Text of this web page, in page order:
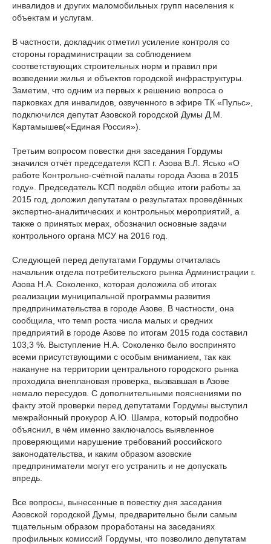
инвалидов и других маломобильных групп населения к
объектам и услугам.
В частности, докладчик отметил усиление контроля со
стороны горадминистрации за соблюдением
соответствующих строительных норм и правил при
возведении жилья и объектов городской инфраструктуры.
Заметим, что одним из первых к решению вопроса о
парковках для инвалидов, озвученного в эфире ТК «Пульс»,
подключился депутат Азовской городской Думы Д.М.
Картамышев(«Единая Россия»).
Третьим вопросом повестки дня заседания Гордумы
значился отчёт председателя КСП г. Азова В.Л. Ясько «О
работе Контрольно-счётной палаты города Азова в 2015
году». Председатель КСП подвёл общие итоги работы за
2015 год, доложил депутатам о результатах проведённых
экспертно-аналитических и контрольных мероприятий, а
также о принятых мерах, обозначил основные задачи
контрольного органа МСУ на 2016 год.
Следующей перед депутатами Гордумы отчиталась
начальник отдела потребительского рынка Администрации г.
Азова Н.А. Соколенко, которая доложила об итогах
реализации муниципальной программы развития
предпринимательства в городе Азове. В частности, она
сообщила, что темп роста числа малых и средних
предприятий в городе Азове по итогам 2015 года составил
103,3 %. Выступление Н.А. Соколенко было воспринято
всеми присутствующими с особым вниманием, так как
накануне на территории центрального городского рынка
проходила внеплановая проверка, вызвавшая в Азове
немало пересудов. С дополнительными пояснениями по
факту этой проверки перед депутатами Гордумы выступил
межрайонный прокурор А.Ю. Шамра, который подробно
объяснил, в чём именно заключалось выявленное
проверяющими нарушение требований российского
законодательства, и каким образом азовские
предприниматели могут его устранить и не допускать
впредь.
Все вопросы, вынесенные в повестку дня заседания
Азовской городской Думы, предварительно были самым
тщательным образом проработаны на заседаниях
профильных комиссий Гордумы, что позволило депутатам